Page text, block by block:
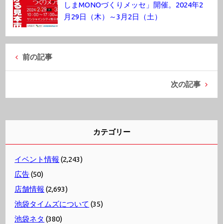
しまMONOづくりメッセ」開催。2024年2
月29日（木）～3月2日（土）
前の記事
次の記事
カテゴリー
イベント情報 (2,243)
広告(50)
店舗情報 (2,693)
池袋タイムズについて (35)
池袋ネタ (380)